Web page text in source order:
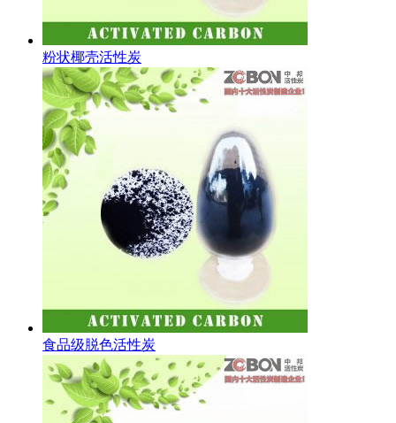
粉状椰壳活性炭
食品级脱色活性炭